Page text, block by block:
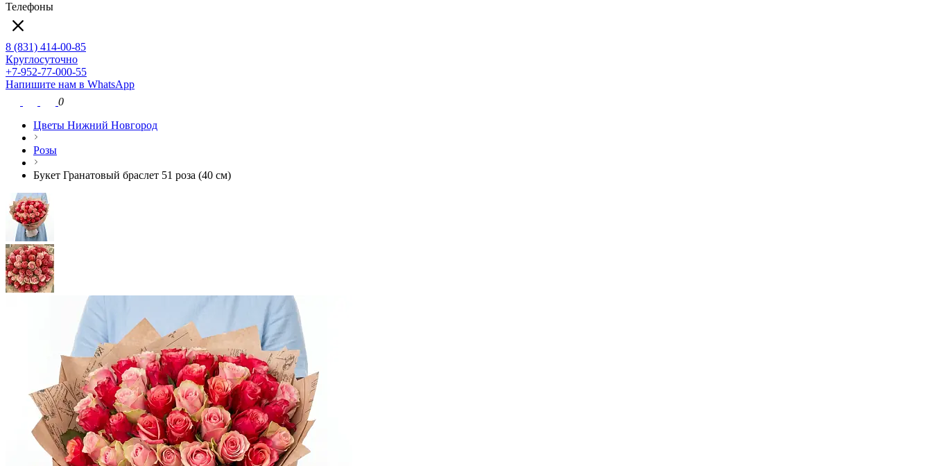
Телефоны
8 (831) 414-00-85
Круглосуточно
+7-952-77-000-55
Напишите нам в WhatsApp
0
Цветы Нижний Новгород
Розы
Букет Гранатовый браслет 51 роза (40 см)